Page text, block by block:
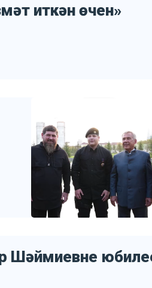
иткән өчен»
Шәймиевне